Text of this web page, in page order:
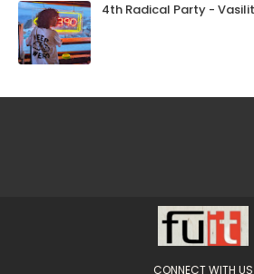
4th Radical Party -
CONNECT WITH US